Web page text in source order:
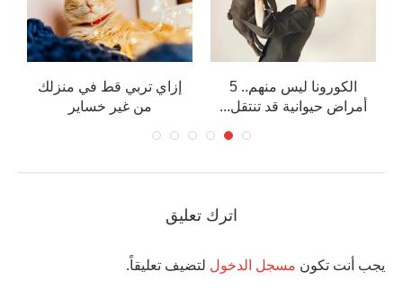
الكورونا ليس منهم.. 5
أمراض حيوانية قد تنتقل...
إزاي تربي قط في منزلك
من غير خساير
اترك تعليق
يجب أنت تكون مسجل الدخول لتضيف تعليقاً.